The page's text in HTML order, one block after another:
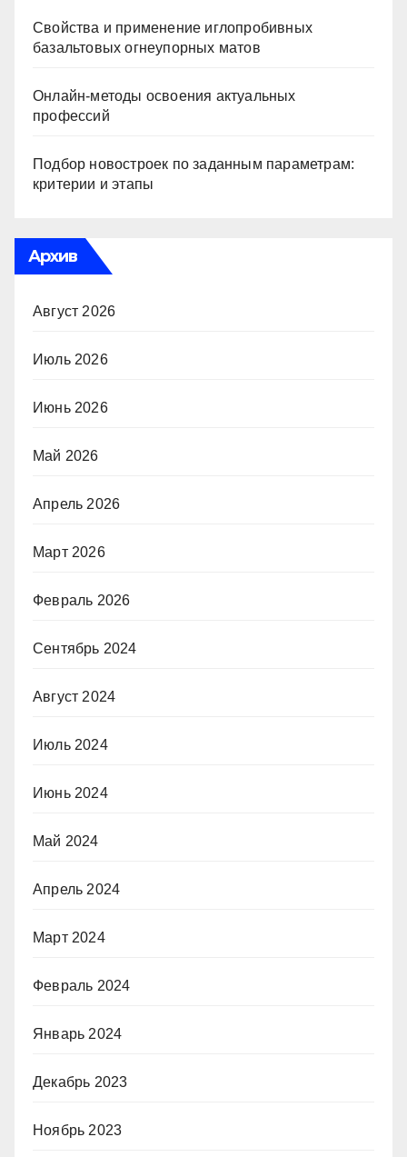
Свойства и применение иглопробивных
базальтовых огнеупорных матов
Онлайн-методы освоения актуальных
профессий
Подбор новостроек по заданным параметрам:
критерии и этапы
Архив
Август 2026
Июль 2026
Июнь 2026
Май 2026
Апрель 2026
Март 2026
Февраль 2026
Сентябрь 2024
Август 2024
Июль 2024
Июнь 2024
Май 2024
Апрель 2024
Март 2024
Февраль 2024
Январь 2024
Декабрь 2023
Ноябрь 2023